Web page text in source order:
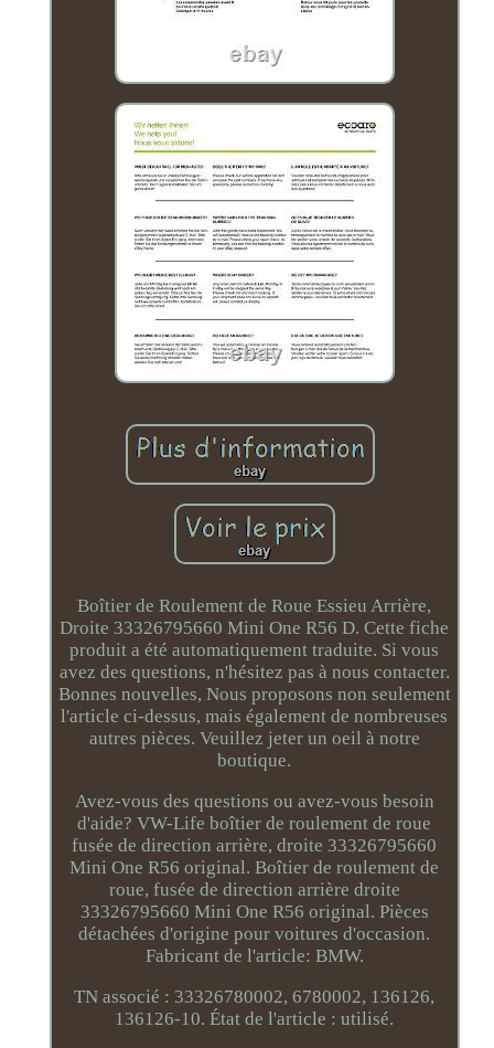
Boîtier de Roulement de Roue Essieu Arrière,
Droite 33326795660 Mini One R56 D. Cette fiche
produit a été automatiquement traduite. Si vous
avez des questions, n'hésitez pas à nous contacter.
Bonnes nouvelles, Nous proposons non seulement
l'article ci-dessus, mais également de nombreuses
autres pièces. Veuillez jeter un oeil à notre
boutique.
Avez-vous des questions ou avez-vous besoin
d'aide? VW-Life boîtier de roulement de roue
fusée de direction arrière, droite 33326795660
Mini One R56 original. Boîtier de roulement de
roue, fusée de direction arrière droite
33326795660 Mini One R56 original. Pièces
détachées d'origine pour voitures d'occasion.
Fabricant de l'article: BMW.
TN associé : 33326780002, 6780002, 136126,
136126-10. État de l'article : utilisé.